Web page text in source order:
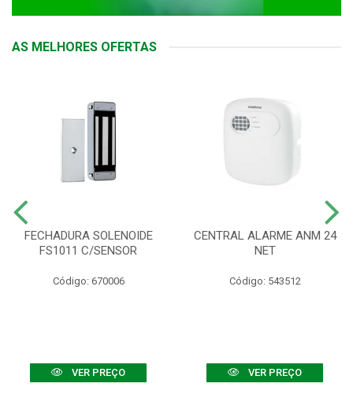
AS MELHORES OFERTAS
FECHADURA SOLENOIDE
FS1011 C/SENSOR
Código: 670006
VER PREÇO
CENTRAL ALARME ANM 24
NET
Código: 543512
VER PREÇO